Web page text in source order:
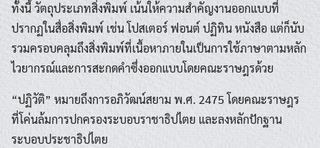
ทั้งนี้ วัตถุประเภทสิ่งพิมพ์ เน้นให้ความสำคัญงานออกแบบที่
ปรากฏในสื่อสิ่งพิมพ์ เช่น โปสเตอร์ ฟอนต์ ปฏิทิน หนังสือ แต่ก็นับ
รวมครอบคลุมถึงสิ่งพิมพ์ที่เนื้อหาภายในเป็นการใช้ภาษาตามหลัก
ไวยากรณ์และการสะกดคำซึ่งออกแบบโดยคณะราษฎรด้วย
“ปฏิวัติ” หมายถึงการอภิวัฒน์สยาม พ.ศ. 2475 โดยคณะราษฎร
ที่โค่นล้มการปกครองระบอบราชาธิปไตย และลงหลักปักฐาน
ระบอบประชาธิปไตย